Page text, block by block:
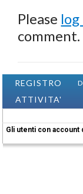
Please
comment.
REGISTRO
ATTIVITA'
Gli utenti con